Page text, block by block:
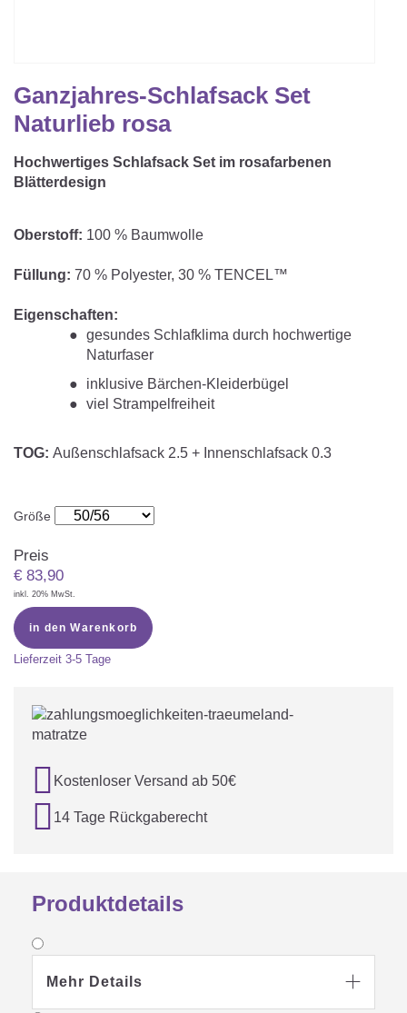
Betteinsatz
Puck-Schlafsack
Kuschelkissen
TEXTILIEN
Bettwäsche
Bettschlange
Dreieckstuch & Schnuffeltuch
Mulltücher
ENTWICKLUNGSFÖRDERUNG
Kuschelnest
Spezialkissen
Seitenlagerung
ZUBEHÖR
GESCHENKGUTSCHEIN
GESCHENKSETS & AKTIONEN
Ganzjahres-Schlafsack Set
Naturlieb rosa
Hochwertiges Schlafsack Set im rosafarbenen
Blätterdesign
Oberstoff: 100 % Baumwolle
Füllung: 70 % Polyester, 30 % TENCEL™
Eigenschaften:
gesundes Schlafklima durch hochwertige
Naturfaser
inklusive Bärchen-Kleiderbügel
viel Strampelfreiheit
TOG: Außenschlafsack 2.5 + Innenschlafsack 0.3
Größe
Preis
€ 83,90
inkl. 20% MwSt.
in den Warenkorb
Lieferzeit 3-5 Tage
 Kostenloser Versand ab 50€
 14 Tage Rückgaberecht
Produktdetails
Mehr Details 